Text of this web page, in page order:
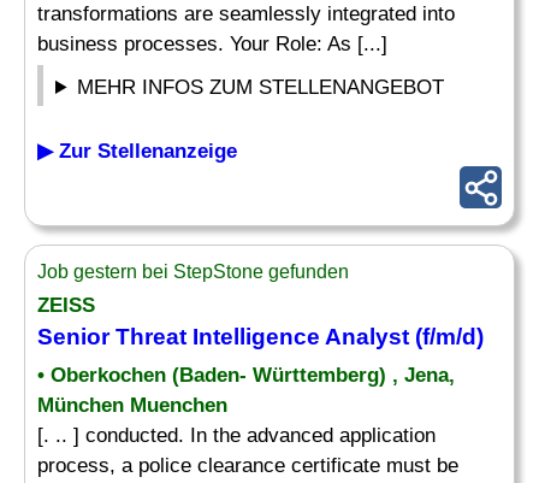
transformations are seamlessly integrated into
business processes. Your Role: As [...]
MEHR INFOS ZUM STELLENANGEBOT
▶ Zur Stellenanzeige
Job gestern bei StepStone gefunden
ZEISS
Senior Threat Intelligence Analyst (f/m/d)
• Oberkochen (Baden- Württemberg) , Jena,
München Muenchen
[. .. ] conducted. In the advanced application
process, a police clearance certificate must be